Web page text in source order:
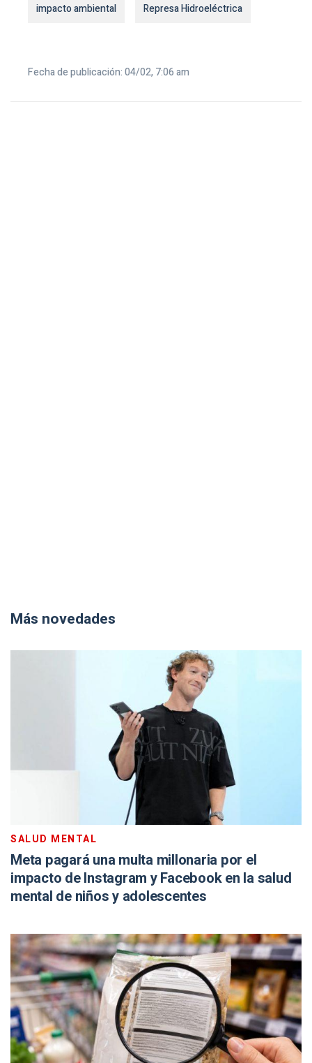
impacto ambiental Represa Hidroeléctrica
Fecha de publicación: 04/02, 7:06 am
Más novedades
SALUD MENTAL
Meta pagará una multa millonaria por el
impacto de Instagram y Facebook en la salud
mental de niños y adolescentes